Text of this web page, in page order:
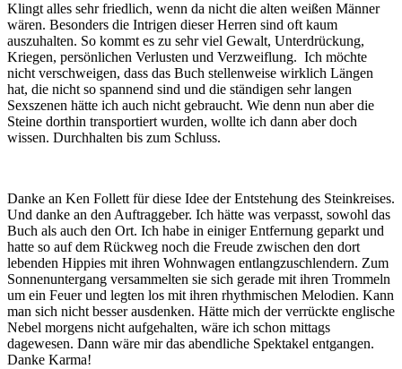
Klingt alles sehr friedlich, wenn da nicht die alten weißen Männer
wären. Besonders die Intrigen dieser Herren sind oft kaum
auszuhalten. So kommt es zu sehr viel Gewalt, Unterdrückung,
Kriegen, persönlichen Verlusten und Verzweiflung. Ich möchte
nicht verschweigen, dass das Buch stellenweise wirklich Längen
hat, die nicht so spannend sind und die ständigen sehr langen
Sexszenen hätte ich auch nicht gebraucht. Wie denn nun aber die
Steine dorthin transportiert wurden, wollte ich dann aber doch
wissen. Durchhalten bis zum Schluss.
Danke an Ken Follett für diese Idee der Entstehung des Steinkreises.
Und danke an den Auftraggeber. Ich hätte was verpasst, sowohl das
Buch als auch den Ort. Ich habe in einiger Entfernung geparkt und
hatte so auf dem Rückweg noch die Freude zwischen den dort
lebenden Hippies mit ihren Wohnwagen entlangzuschlendern. Zum
Sonnenuntergang versammelten sie sich gerade mit ihren Trommeln
um ein Feuer und legten los mit ihren rhythmischen Melodien. Kann
man sich nicht besser ausdenken. Hätte mich der verrückte englische
Nebel morgens nicht aufgehalten, wäre ich schon mittags
dagewesen. Dann wäre mir das abendliche Spektakel entgangen.
Danke Karma!